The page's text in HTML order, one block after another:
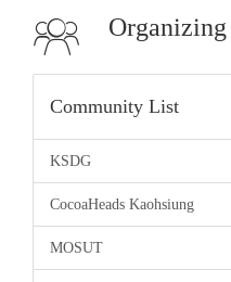
中文
Community List
KSDG
CocoaHeads Kaohsiung
MOSUT